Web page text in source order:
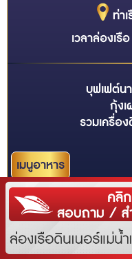
ท่าเ
เวลาล่องเรื
บุฟเฟต์น
กุ้ง
รวมเครื่อ
เมนูอาหาร
ข้อมูลเพิ่มเติม